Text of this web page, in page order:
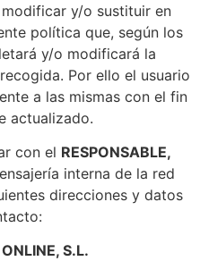
y/o sustituir en
política que, según los
y/o modificará la
Por ello el usuario
a las mismas con el fin
actualizado.
con el RESPONSABLE,
interna de la red
direcciones y datos
S.L.